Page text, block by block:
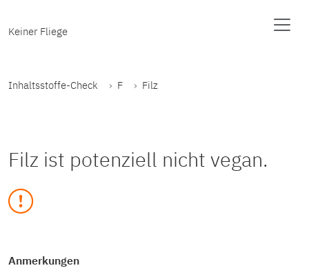
Keiner Fliege
Inhaltsstoffe-Check F Filz
Filz ist potenziell nicht vegan.
Anmerkungen